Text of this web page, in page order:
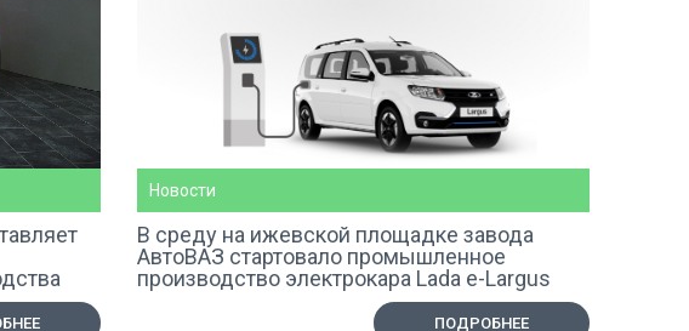
Новости
В среду на ижевской площадке завода
АвтоВАЗ стартовало промышленное
производство электрокара Lada e-Largus
ПОДРОБНЕЕ